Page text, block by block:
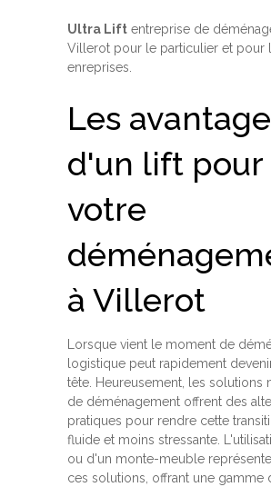
Ultra Lift entreprise de
Villerot pour le particulier et pour
enreprises.
Les
d'un lift pour
votre
à Villerot
Lorsque vient le moment de
logistique peut rapidement
tête. Heureusement, les solutions
de déménagement offrent des
pratiques pour rendre cette
fluide et moins stressante.
ou d'un monte-meuble
ces solutions, offrant une gamme